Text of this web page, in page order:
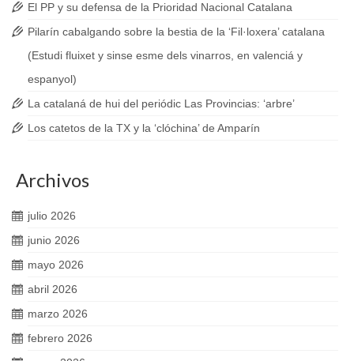
El PP y su defensa de la Prioridad Nacional Catalana
Pilarín cabalgando sobre la bestia de la ‘Fil·loxera’ catalana
(Estudi fluixet y sinse esme dels vinarros, en valenciá y
espanyol)
La catalaná de hui del periódic Las Provincias: ‘arbre’
Los catetos de la TX y la ‘clóchina’ de Amparín
Archivos
julio 2026
junio 2026
mayo 2026
abril 2026
marzo 2026
febrero 2026